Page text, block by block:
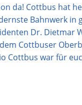
da! Cottbus hat
Bahnwerk
Dr. Dietmar
Cottbuser
Cottbus war für